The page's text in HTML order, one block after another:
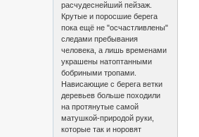
расчудеснейший пейзаж.
Крутые и поросшие берега
пока ещё не "осчастливлены"
следами пребывания
человека, а лишь временами
украшены натоптанными
бобриными тропами.
Нависающие с берега ветки
деревьев больше походили
на протянутые самой
матушкой-природой руки,
которые так и норовят